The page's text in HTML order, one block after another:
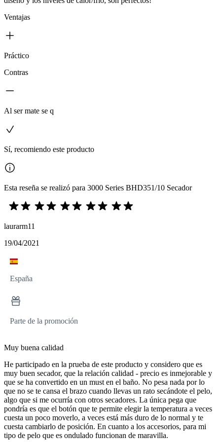
Ventajas
Práctico
Contras
Al ser mate se q
Sí, recomiendo este producto
Esta reseña se realizó para 3000 Series BHD351/10 Secador
laurarm11
19/04/2021
España
Parte de la promoción
Muy buena calidad
He participado en la prueba de este producto y considero que es
muy buen secador, que la relación calidad - precio es inmejorable y
que se ha convertido en un must en el baño. No pesa nada por lo
que no se te cansa el brazo cuando llevas un rato secándote el pelo,
algo que si me ocurría con otros secadores. La única pega que
pondría es que el botón que te permite elegir la temperatura a veces
cuesta un poco moverlo, a veces está más duro de lo normal y te
cuesta cambiarlo de posición. En cuanto a los accesorios, para mi
tipo de pelo que es ondulado funcionan de maravilla.